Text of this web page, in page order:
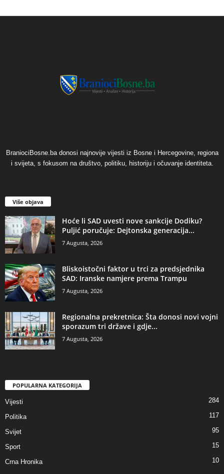
BraniociBosne.ba donosi najnovije vijesti iz Bosne i Hercegovine, regiona
i svijeta, s fokusom na društvo, politiku, historiju i očuvanje identiteta.
Više objava
​Hoće li SAD uvesti nove sankcije Dodiku?
Puljić poručuje: Dejtonska generacija...
7 Augusta, 2026
​Bliskoistočni faktor u trci za predsjednika
SAD: Iranske namjere prema Trampu
7 Augusta, 2026
​Regionalna prekretnica: Šta donosi novi vojni
sporazum tri države i gdje...
7 Augusta, 2026
POPULARNA KATEGORIJA
Vijesti 284
Politika 117
Svijet 95
Sport 15
Crna Hronika 10